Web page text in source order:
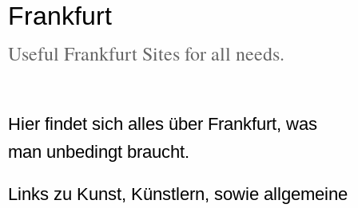
Frankfurt
Useful Frankfurt Sites for all needs.
Hier findet sich alles über Frankfurt, was
man unbedingt braucht.
Links zu Kunst, Künstlern, sowie allgemeine